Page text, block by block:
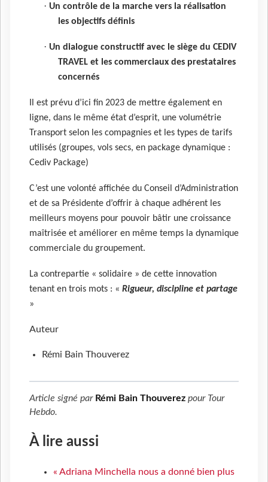
· Un contrôle de la marche vers la réalisation
les objectifs définis
· Un dialogue constructif avec le siège du CEDIV
TRAVEL et les commerciaux des prestataires
concernés
Il est prévu d’ici fin 2023 de mettre également en
ligne, dans le même état d’esprit, une volumétrie
Transport selon les compagnies et les types de tarifs
utilisés (groupes, vols secs, en package dynamique :
Cediv Package)
C’est une volonté affichée du Conseil d’Administration
et de sa Présidente d’offrir à chaque adhérent les
meilleurs moyens pour pouvoir bâtir une croissance
maîtrisée et améliorer en même temps la dynamique
commerciale du groupement.
La contrepartie « solidaire » de cette innovation
tenant en trois mots : « Rigueur, discipline et partage
»
Auteur
Rémi Bain Thouverez
Article signé par Rémi Bain Thouverez pour Tour
Hebdo.
À lire aussi
« Adriana Minchella nous a donné bien plus